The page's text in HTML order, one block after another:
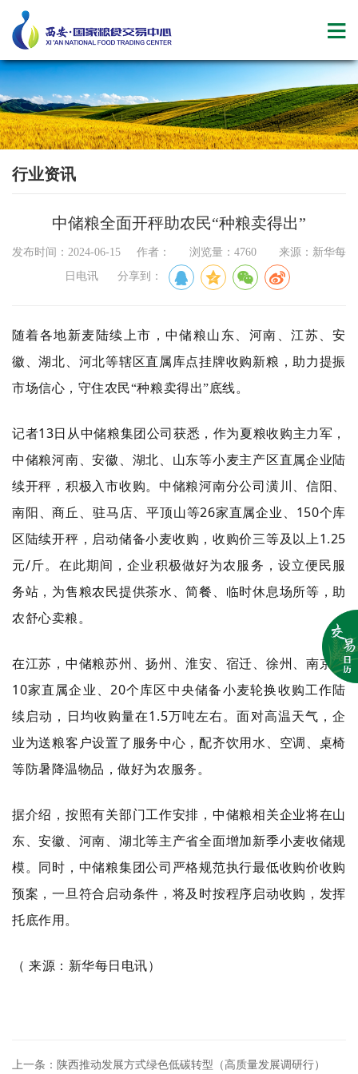
行业资讯
中储粮全面开秤助农民“种粮卖得出”
发布时间：2024-06-15 作者： 浏览量：4760 来源：新华每
日电讯 分享到：
随着各地新麦陆续上市，中储粮山东、河南、江苏、安
徽、湖北、河北等辖区直属库点挂牌收购新粮，助力提振
市场信心，守住农民“种粮卖得出”底线。
记者13日从中储粮集团公司获悉，作为夏粮收购主力军，
中储粮河南、安徽、湖北、山东等小麦主产区直属企业陆
续开秤，积极入市收购。中储粮河南分公司潢川、信阳、
南阳、商丘、驻马店、平顶山等26家直属企业、 150个库
区陆续开秤，启动储备小麦收购，收购价三等及以上 1.25
元/斤。在此期间，企业积极做好为农服务，设立便民服
务站，为售粮农民提供茶水、简餐、临时休息场所等，助
农舒心卖粮。
在江苏，中储粮苏州、扬州、淮安、宿迁、徐州、南京等
10家直属企业、 20个库区中央储备小麦轮换收购工作陆
续启动，日均收购量在1.5万吨左右。面对高温天气，企
业为送粮客户设置了服务中心，配齐饮用水、空调、桌椅
等防暑降温物品，做好为农服务。
据介绍，按照有关部门工作安排，中储粮相关企业将在山
东、安徽、河南、湖北等主产省全面增加新季小麦收储规
模。同时，中储粮集团公司严格规范执行最低收购价收购
预案，一旦符合启动条件，将及时按程序启动收购，发挥
托底作用。
（ 来源：新华每日电讯）
上一条：陕西推动发展方式绿色低碳转型（高质量发展调研行）